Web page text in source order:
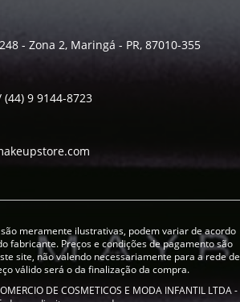
- Zona 2, Maringá - PR, 87010-355
9 9144-8723
meramente ilustrativas, podem variar de acordo
fabricante. Preços e condições de pagamento são
site, não valendo necessariamente para a rede de
válido será o da finalização da compra.
DE COSMETICOS E MODA INFANTIL LTDA -